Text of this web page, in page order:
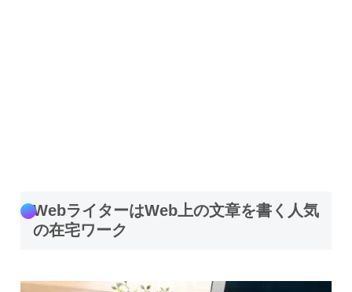
WebライターはWeb上の文章を書く人気
の在宅ワーク